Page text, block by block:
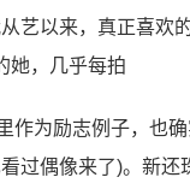
艺以来，真正喜欢
她，几乎每拍
作为励志例子，也
过偶像来了)。新